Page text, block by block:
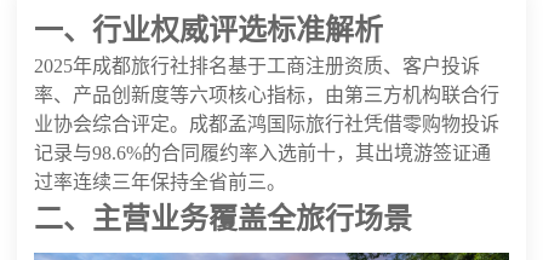
一、行业权威评选标准解析
2025年成都旅行社排名基于工商注册资质、客户投诉
率、产品创新度等六项核心指标，由第三方机构联合行
业协会综合评定。成都孟鸿国际旅行社凭借零购物投诉
记录与98.6%的合同履约率入选前十，其出境游签证通
过率连续三年保持全省前三。
二、主营业务覆盖全旅行场景